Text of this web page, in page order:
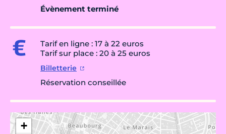
Évènement terminé
Tarif en ligne : 17 à 22 euros
Tarif sur place : 20 à 25 euros
Billetterie
Réservation conseillée
+